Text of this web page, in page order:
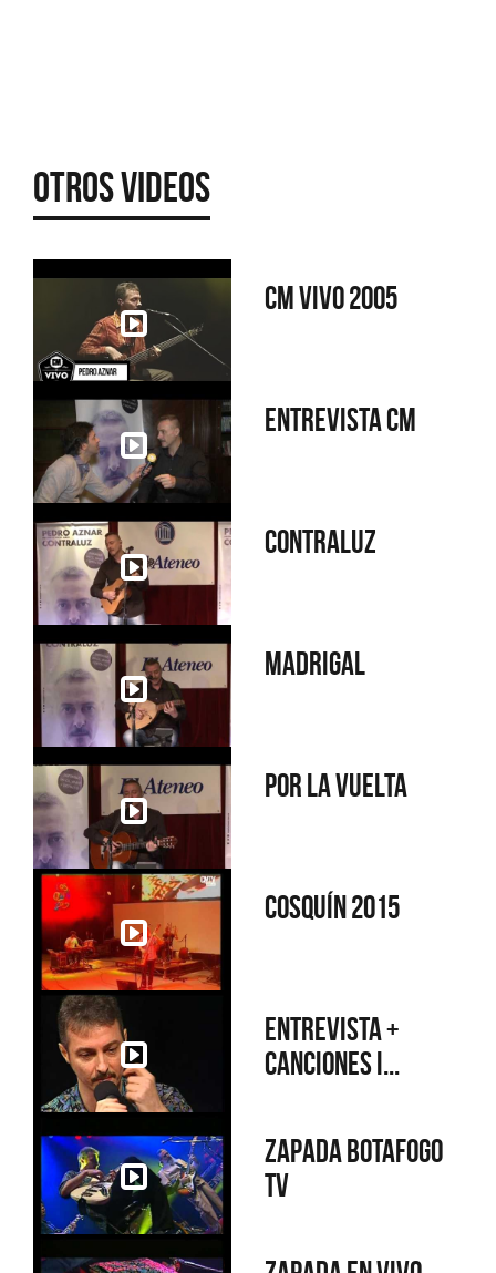
Otros Videos
CM Vivo 2005
Entrevista CM
Contraluz
Madrigal
Por la vuelta
Cosquín 2015
Entrevista +
Canciones i...
Zapada Botafogo
TV